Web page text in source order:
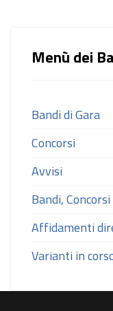
Menù dei
Bandi di Gara
Concorsi
Avvisi
Bandi,
Affidamenti
Varianti in